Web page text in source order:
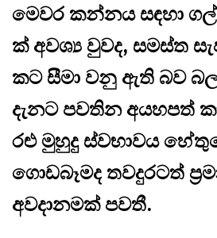
මෙවර කන්නය සඳහා
ක් අවශ්‍ය වුවද, සමස්ත
කට සීමා වනු ඇති බව
දැනට පවතින අයහපත්
රළු මුහුදු ස්වභාවය
ගොඩබෑමද තවදුරටත්
අවදානමක් පවතී.